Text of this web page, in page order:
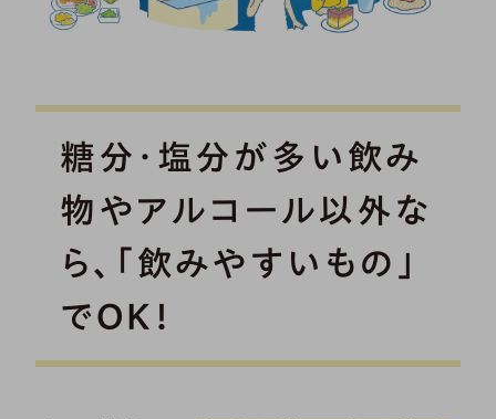
糖分・塩分が多い飲み
物やアルコール以外な
ら、「飲みやすいもの」
でOK！